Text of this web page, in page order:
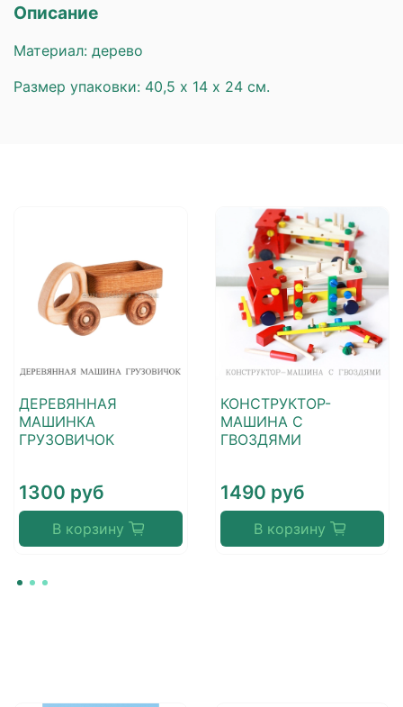
Описание
Материал: дерево
Размер упаковки: 40,5 х 14 х 24 см.
ДЕРЕВЯННАЯ
МАШИНКА
ГРУЗОВИЧОК
1300 руб
В корзину
КОНСТРУКТОР-
МАШИНА С
ГВОЗДЯМИ
1490 руб
В корзину